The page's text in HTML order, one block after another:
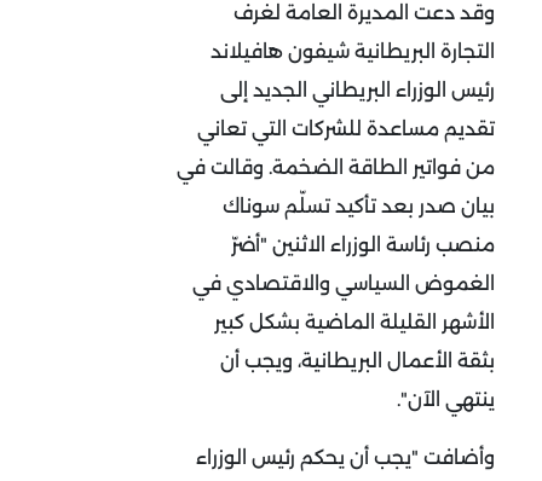
وقد دعت المديرة العامة لغرف
التجارة البريطانية شيفون هافيلاند
رئيس الوزراء البريطاني الجديد إلى
تقديم مساعدة للشركات التي تعاني
من فواتير الطاقة الضخمة. وقالت في
بيان صدر بعد تأكيد تسلّم سوناك
منصب رئاسة الوزراء الاثنين "أضرّ
الغموض السياسي والاقتصادي في
الأشهر القليلة الماضية بشكل كبير
بثقة الأعمال البريطانية، ويجب أن
ينتهي الآن".
وأضافت "يجب أن يحكم رئيس الوزراء